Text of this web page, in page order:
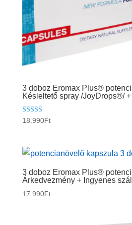
3 doboz Eromax Plus®
Késleltető spray /JoyDrops®/
Értékelés:
18.990Ft
3 doboz Eromax Plus®
Árkedvezmény + Ingyenes
17.990Ft